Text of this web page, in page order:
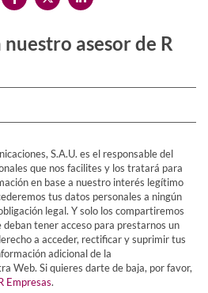
asesor de R
S.A.U. es el responsable del
que nos facilites y los tratará para
en base a nuestro interés legítimo
tus datos personales a ningún
legal. Y solo los compartiremos
tener acceso para prestarnos un
a acceder, rectificar y suprimir tus
adicional de la
Web. Si quieres darte de baja, por favor,
Empresas.